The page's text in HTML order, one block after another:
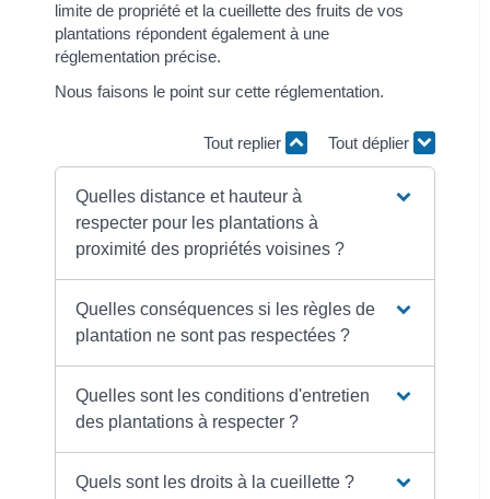
limite de propriété et la cueillette des fruits de vos
plantations répondent également à une
réglementation précise.
Nous faisons le point sur cette réglementation.
Tout replier Tout déplier
Quelles distance et hauteur à
respecter pour les plantations à
proximité des propriétés voisines ?
Quelles conséquences si les règles de
plantation ne sont pas respectées ?
Quelles sont les conditions d'entretien
des plantations à respecter ?
Quels sont les droits à la cueillette ?